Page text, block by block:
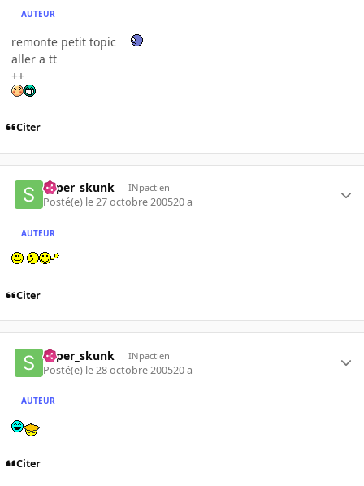
AUTEUR
remonte petit topic
aller a tt
++
Citer
super_skunk INpactien
Posté(e) le 27 octobre 200520 a
AUTEUR
Citer
super_skunk INpactien
Posté(e) le 28 octobre 200520 a
AUTEUR
Citer